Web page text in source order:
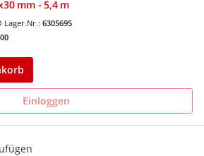
mm - 5,4 m
Lager.Nr.: 6305695
Einloggen